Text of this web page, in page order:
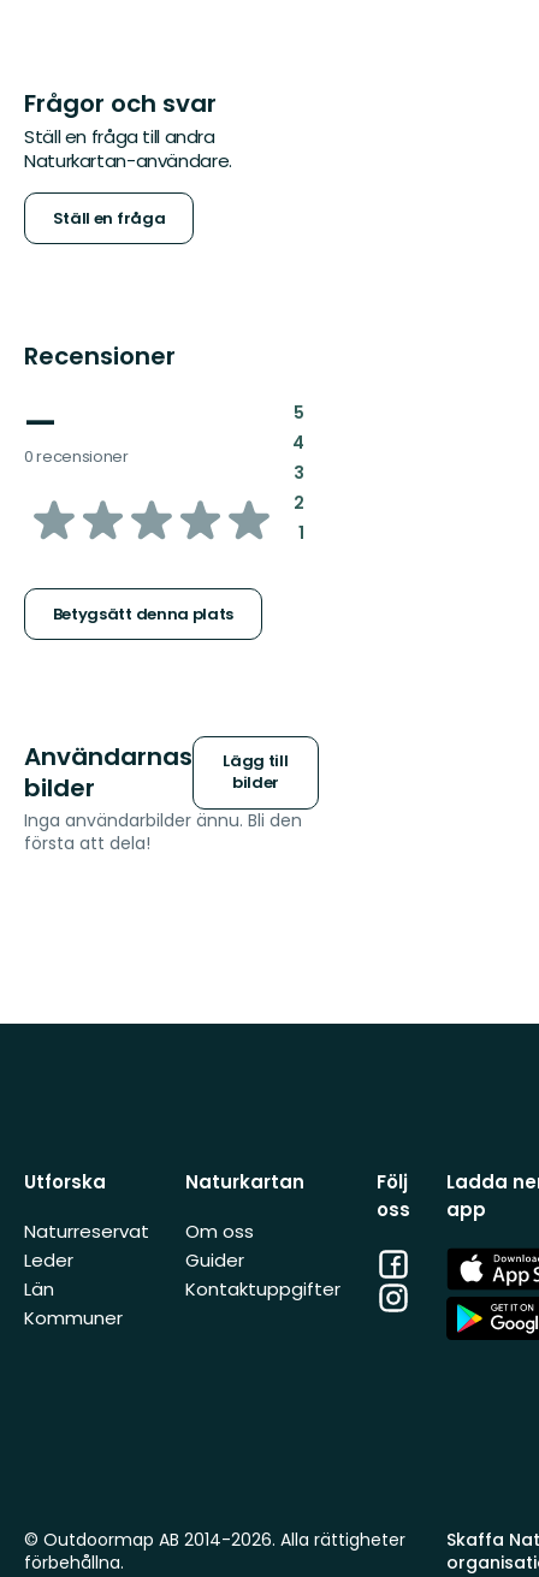
Frågor och svar
Ställ en fråga till andra
Naturkartan-användare.
Ställ en fråga
Recensioner
—
0 recensioner
av
stjärnor
Betygsätt denna plats
5:
4:
3:
2:
1:
Användarnas
bilder
Lägg till
bilder
Inga användarbilder ännu. Bli den
första att dela!
Utforska
Naturreservat
Leder
Län
Kommuner
Naturkartan
Om oss
Guider
Kontaktuppgifter
Följ
oss
Facebook
Instagram
Ladda
app
App
Store
App
Store
Skaffa
© Outdoormap AB 2014-2026. Alla rättigheter
förbehållna.